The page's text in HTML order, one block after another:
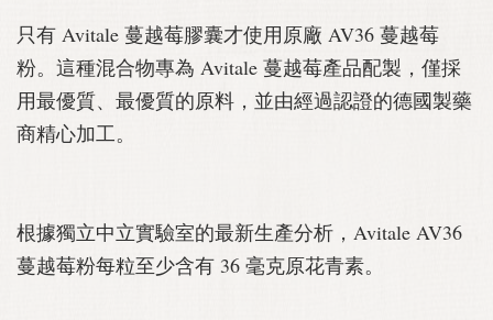
只有 Avitale 蔓越莓膠囊才使用原廠 AV36 蔓越莓
粉。這種混合物專為 Avitale 蔓越莓產品配製，僅採
用最優質、最優質的原料，並由經過認證的德國製藥
商精心加工。
根據獨立中立實驗室的最新生產分析，Avitale AV36
蔓越莓粉每粒至少含有 36 毫克原花青素。